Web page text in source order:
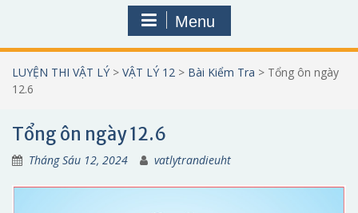
Menu
LUYỆN THI VẬT LÝ > VẬT LÝ 12 > Bài Kiểm Tra > Tổng ôn ngày
12.6
Tổng ôn ngày 12.6
Tháng Sáu 12, 2024 vatlytrandieuht